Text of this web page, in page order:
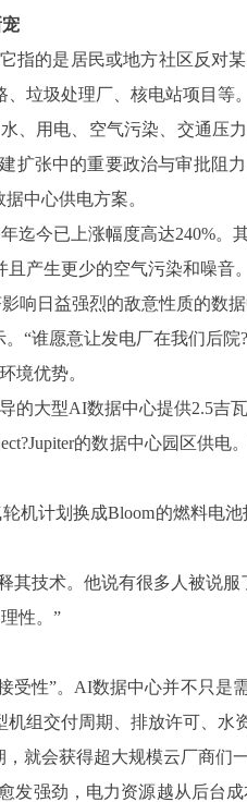
指的是居民或地方社区反
垃圾处理厂、核电站项目等。
用电、空气污染、交通压
张中的重要政治与审批阻
中心供电方案。
今已上涨幅度高达240%
产生更少的空气污染和噪音。
响日益强烈的敌意性质的数
“谁愿意让发电厂在我们后院
境优势。
大型AI数据中心提供2.5吉
的数据中心园区供
机计划换成Bloom的燃料电
技术。他说有很多人被说
性。”
性”。AI数据中心并不只
组交付周期、排放许可、
就会获得超大规模云厂商们
强劲，电力资源越从后台